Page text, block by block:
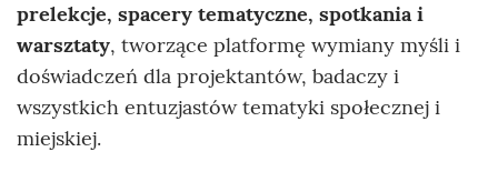
prelekcje, spacery tematyczne, spotkania i
warsztaty, tworzące platformę wymiany myśli i
doświadczeń dla projektantów, badaczy i
wszystkich entuzjastów tematyki społecznej i
miejskiej.